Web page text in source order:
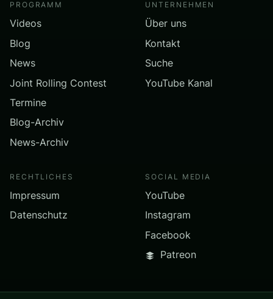
PROGRAMM
Videos
Blog
News
Joint Rolling Contest
Termine
Blog-Archiv
News-Archiv
UNTERNEHMEN
Über uns
Kontakt
Suche
YouTube Kanal
RECHTLICHES
Impressum
Datenschutz
SOCIAL MEDIA
YouTube
Instagram
Facebook
Patreon